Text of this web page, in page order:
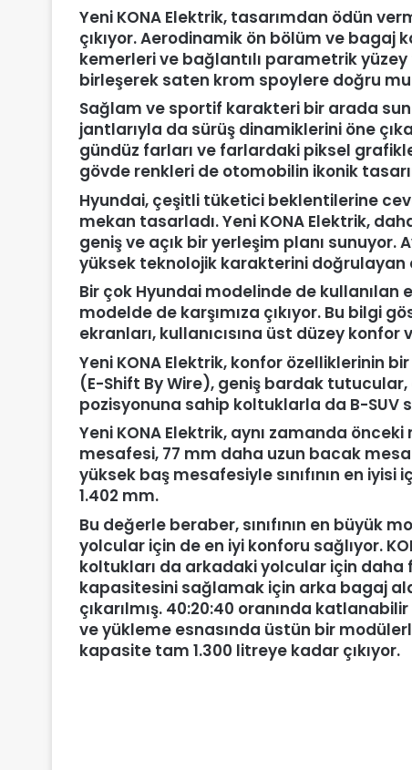
Yeni KONA Elektrik, tasarımdan ödün
çıkıyor. Aerodinamik ön bölüm ve bagaj
kemerleri ve bağlantılı parametrik
birleşerek saten krom spoylere doğru
Sağlam ve sportif karakteri bir arada
jantlarıyla da sürüş dinamiklerini öne
gündüz farları ve farlardaki piksel
gövde renkleri de otomobilin ikonik
Hyundai, çeşitli tüketici beklentilerine
mekan tasarladı. Yeni KONA Elektrik,
geniş ve açık bir yerleşim planı sunuyor.
yüksek teknolojik karakterini doğrulayan
Bir çok Hyundai modelinde de
modelde de karşımıza çıkıyor. Bu bilgi
ekranları, kullanıcısına üst düzey konfor
Yeni KONA Elektrik, konfor özelliklerinin
(E-Shift By Wire), geniş bardak
pozisyonuna sahip koltuklarla da B-
Yeni KONA Elektrik, aynı zamanda
mesafesi, 77 mm daha uzun bacak
yüksek baş mesafesiyle sınıfının en
1.402 mm.
Bu değerle beraber, sınıfının en büyük
yolcular için de en iyi konforu sağlıyor.
koltukları da arkadaki yolcular için daha
kapasitesini sağlamak için arka bagaj
çıkarılmış. 40:20:40 oranında
ve yükleme esnasında üstün bir
kapasite tam 1.300 litreye kadar çıkıyor.